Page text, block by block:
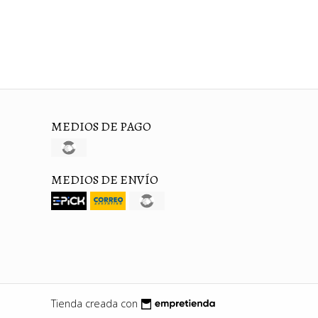
MEDIOS DE PAGO
MEDIOS DE ENVÍO
Tienda creada con